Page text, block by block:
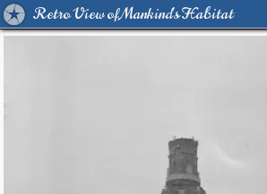
Retro View of Mankind's Habitat